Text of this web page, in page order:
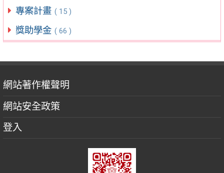
專案計畫 ( 15 )
獎助學金 ( 66 )
網站著作權聲明
網站安全政策
登入